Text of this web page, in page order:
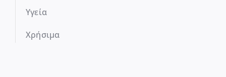
Υγεία
Χρήσιμα